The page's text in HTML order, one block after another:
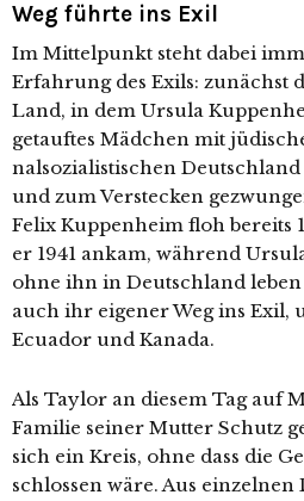
Weg führte ins Exil
Im Mittelpunkt steht dabei
Erfahrung des Exils: zunächst
Land, in dem Ursula
getauf­tes Mädchen mit
nal­so­zia­lis­ti­schen
und zum Verstecken
Felix Kuppenheim floh bereits
er 1941 ankam, wäh­rend
ohne ihn in Deutschland
auch ihr eige­ner Weg ins Exil,
Ecuador und Kanada.
Als Taylor an die­sem Tag auf
Familie sei­ner Mutter Schutz
sich ein Kreis, ohne dass die
schlos­sen wäre. Aus